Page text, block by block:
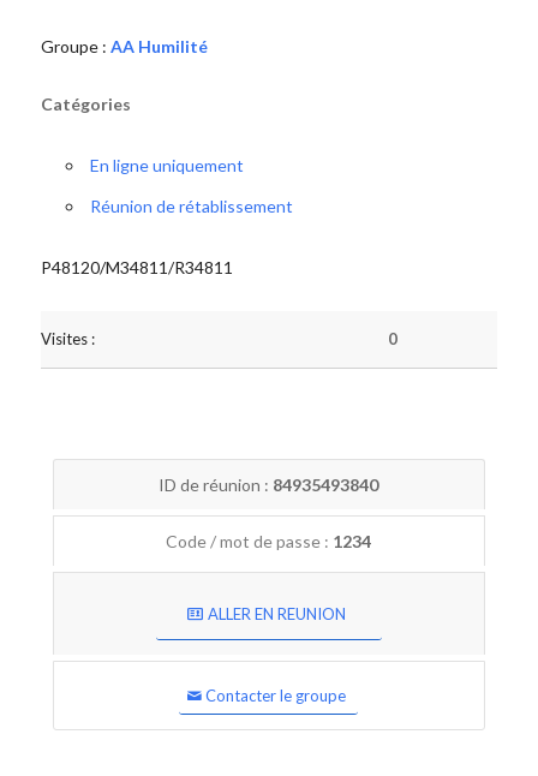
Groupe : AA Humilité
Catégories
En ligne uniquement
Réunion de rétablissement
P48120/M34811/R34811
Visites : 0
ID de réunion : 84935493840
Code / mot de passe : 1234
ALLER EN REUNION
Contacter le groupe